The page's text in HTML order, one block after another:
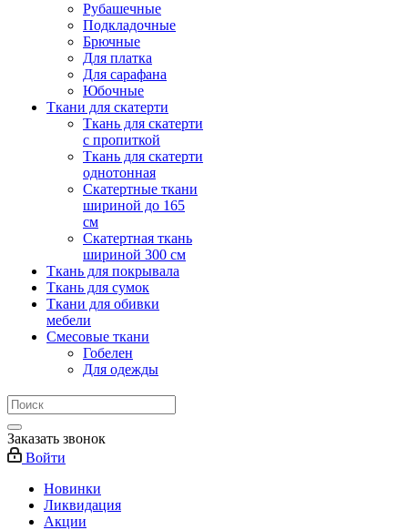
Рубашечные
Подкладочные
Брючные
Для платка
Для сарафана
Юбочные
Ткани для скатерти
Ткань для скатерти
с пропиткой
Ткань для скатерти
однотонная
Скатертные ткани
шириной до 165
см
Скатертная ткань
шириной 300 см
Ткань для покрывала
Ткань для сумок
Ткани для обивки
мебели
Смесовые ткани
Гобелен
Для одежды
Заказать звонок
Войти
Новинки
Ликвидация
Акции